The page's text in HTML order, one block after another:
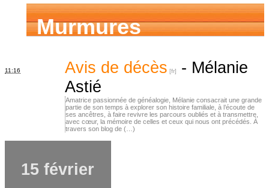
Murmures
d’ancêtres
11:16 Avis de décès - Mélanie
Astié
Amatrice passionnée de généalogie, Mélanie consacrait une grande
partie de son temps à explorer son histoire familiale, à l’écoute de
ses ancêtres, à faire revivre les parcours oubliés et à transmettre,
avec cœur, la mémoire de celles et ceux qui nous ont précédés. À
travers son blog de (…)
15 février